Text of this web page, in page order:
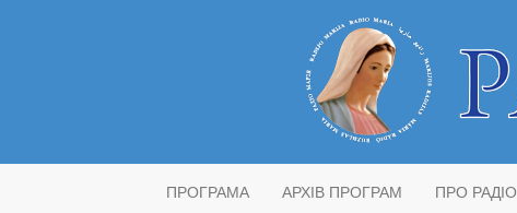
ПРОГРАМА АРХІВ ПРОГРАМ ПРО РАДІО